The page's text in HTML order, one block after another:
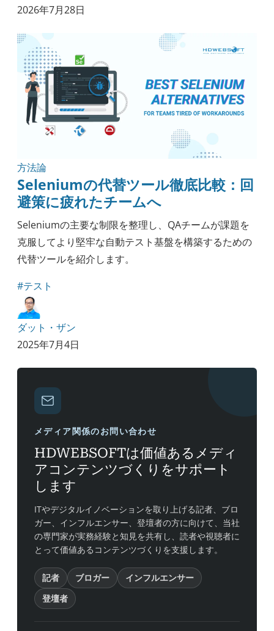
2026年7月28日
方法論
Seleniumの代替ツール徹底比較：回
避策に疲れたチームへ
Seleniumの主要な制限を整理し、QAチームが課題を
克服してより堅牢な自動テスト基盤を構築するための
代替ツールを紹介します。
#テスト
ダット・ザン
2025年7月4日
メディア関係のお問い合わせ
HDWEBSOFTは価値あるメディ
アコンテンツづくりをサポート
します
ITやデジタルイノベーションを取り上げる記者、ブロ
ガー、インフルエンサー、登壇者の方に向けて、当社
の専門家が実務経験と知見を共有し、読者や視聴者に
とって価値あるコンテンツづくりを支援します。
記者 ブロガー
インフルエンサー
登壇者